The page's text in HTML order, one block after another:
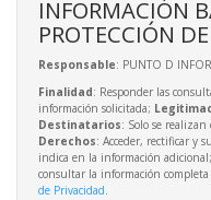
INFORMACIÓN
PROTECCIÓN
Responsable: PUNTO D
Finalidad: Responder las
información solicitada;
Destinatarios: Solo se realizan
Derechos: Acceder, rectificar y
indica en la información adicional;
consultar la información
de Privacidad.